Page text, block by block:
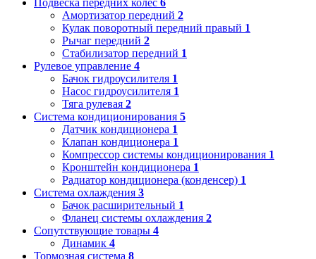
Амортизатор передний 2
Кулак поворотный передний правый 1
Рычаг передний 2
Стабилизатор передний 1
Рулевое управление 4
Бачок гидроусилителя 1
Насос гидроусилителя 1
Тяга рулевая 2
Система кондиционирования 5
Датчик кондиционера 1
Клапан кондиционера 1
Компрессор системы кондиционирования 1
Кронштейн кондиционера 1
Радиатор кондиционера (конденсер) 1
Система охлаждения 3
Бачок расширительный 1
Фланец системы охлаждения 2
Сопутствующие товары 4
Динамик 4
Тормозная система 8